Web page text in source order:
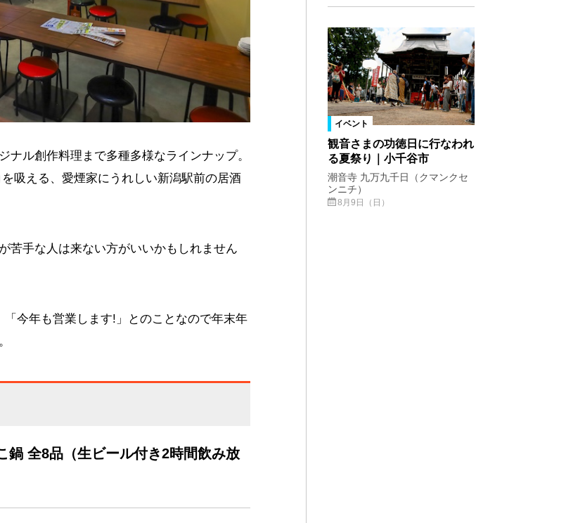
ル創作料理まで多種多様なラインナップ。
吸える、愛煙家にうれしい新潟駅前の居酒
苦手な人は来ない方がいいかもしれません
今年も営業します!」とのことなので年末年
全8品（生ビール付き2時間飲み放
イベント
観音さまの功徳日に行なわれ
る夏祭り｜小千谷市
潮音寺 九万九千日（クマンクセ
ンニチ）
8月9日（日）